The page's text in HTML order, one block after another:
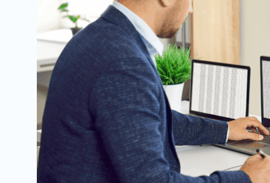
Modelo
Dados
no
Excel
com
Múltiplas
Tabelas
numa
Pivot
Table